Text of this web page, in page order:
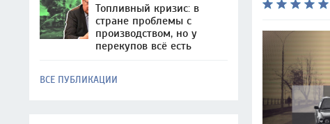
Топливный кризис: в
стране проблемы с
производством, но у
перекупов всё есть
ВСЕ ПУБЛИКАЦИИ